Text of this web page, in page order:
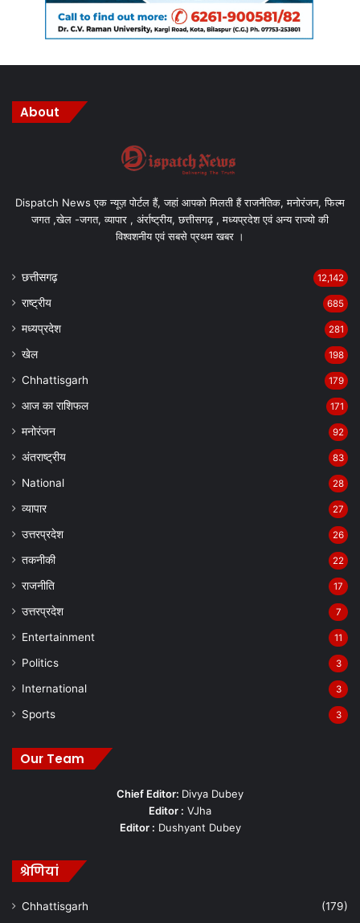
About
Dispatch News एक न्यूज़ पोर्टल हैं, जहां आपको मिलती हैं राजनैतिक, मनोरंजन, फिल्म
जगत ,खेल -जगत, व्यापार , अंर्राष्ट्रीय, छत्तीसगढ़ , मध्यप्रदेश एवं अन्य राज्यो की
विश्वशनीय एवं सबसे प्रथम खबर ।
छत्तीसगढ़ 12,142
राष्ट्रीय 685
मध्यप्रदेश 281
खेल 198
Chhattisgarh 179
आज का राशिफल 171
मनोरंजन 92
अंतराष्ट्रीय 83
National 28
व्यापार 27
उत्तरप्रदेश 26
तकनीकी 22
राजनीति 17
उत्तरप्रदेश 7
Entertainment 11
Politics 3
International 3
Sports 3
Our Team
Chief Editor: Divya Dubey
Editor : VJha
Editor : Dushyant Dubey
श्रेणियां
Chhattisgarh
(179)